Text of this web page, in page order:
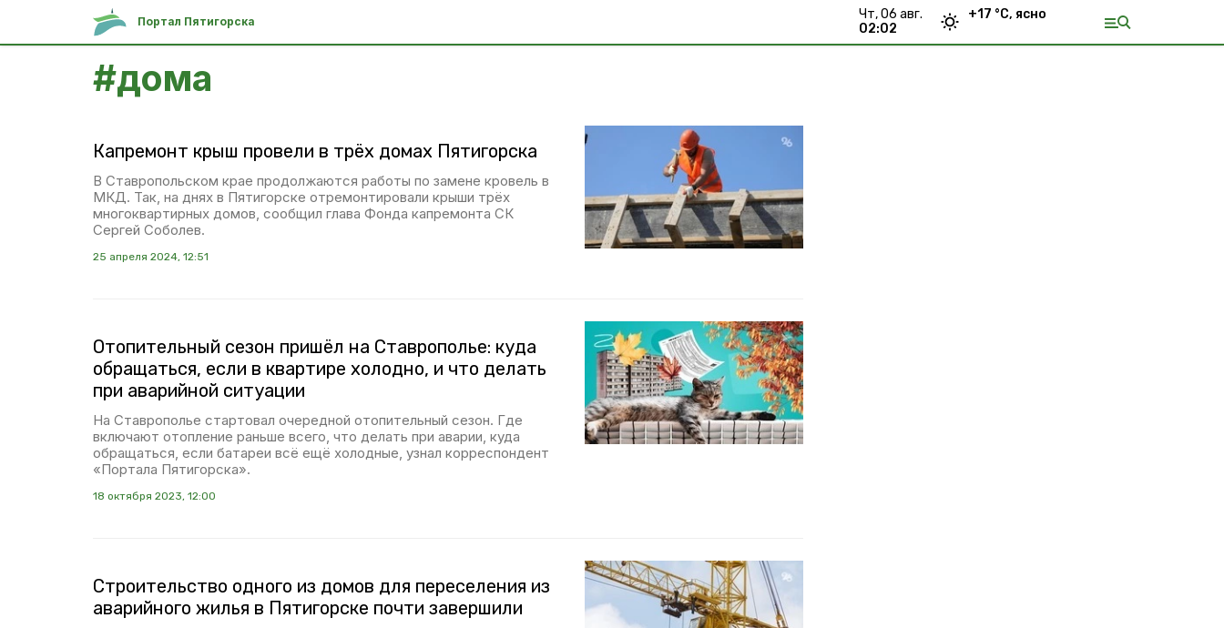
Портал Пятигорска
чт, 06 авг.
02:02
+17 °С, ясно
#дома
Капремонт крыш провели в трёх домах Пятигорска
В Ставропольском крае продолжаются работы по замене кровель в
МКД. Так, на днях в Пятигорске отремонтировали крыши трёх
многоквартирных домов, сообщил глава Фонда капремонта СК
Сергей Соболев.
25 апреля 2024, 12:51
Отопительный сезон пришёл на Ставрополье: куда
обращаться, если в квартире холодно, и что делать
при аварийной ситуации
На Ставрополье стартовал очередной отопительный сезон. Где
включают отопление раньше всего, что делать при аварии, куда
обращаться, если батареи всё ещё холодные, узнал корреспондент
«Портала Пятигорска».
18 октября 2023, 12:00
Строительство одного из домов для переселения из
аварийного жилья в Пятигорске почти завершили